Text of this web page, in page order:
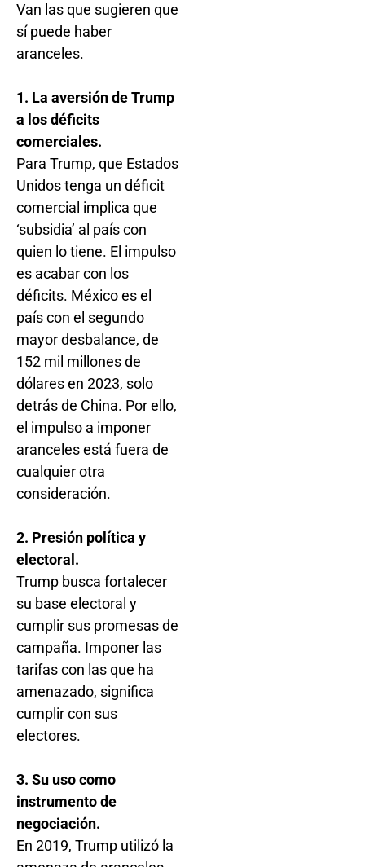
Van las que sugieren que
sí puede haber
aranceles.
1. La aversión de Trump
a los déficits
comerciales.
Para Trump, que Estados
Unidos tenga un déficit
comercial implica que
‘subsidia’ al país con
quien lo tiene. El impulso
es acabar con los
déficits. México es el
país con el segundo
mayor desbalance, de
152 mil millones de
dólares en 2023, solo
detrás de China. Por ello,
el impulso a imponer
aranceles está fuera de
cualquier otra
consideración.
2. Presión política y
electoral.
Trump busca fortalecer
su base electoral y
cumplir sus promesas de
campaña. Imponer las
tarifas con las que ha
amenazado, significa
cumplir con sus
electores.
3. Su uso como
instrumento de
negociación.
En 2019, Trump utilizó la